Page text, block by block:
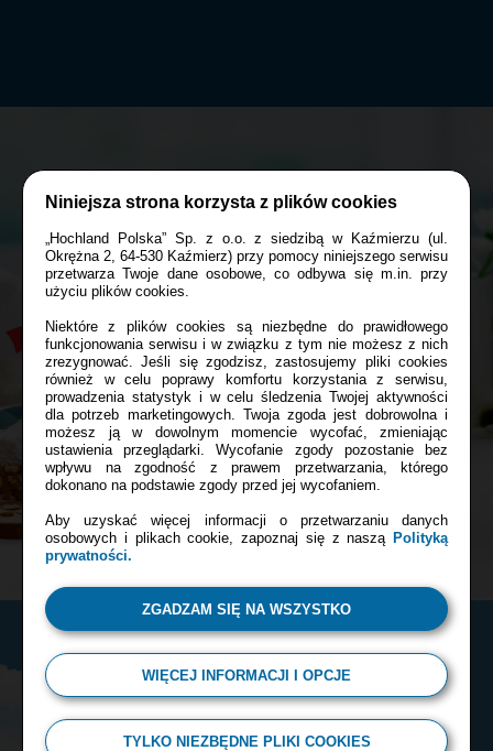
Niniejsza strona korzysta z plików cookies
„Hochland Polska” Sp. z o.o. z siedzibą w Kaźmierzu (ul.
Okrężna 2, 64-530 Kaźmierz) przy pomocy niniejszego serwisu
przetwarza Twoje dane osobowe, co odbywa się m.in. przy
użyciu plików cookies.
Niektóre z plików cookies są niezbędne do prawidłowego
funkcjonowania serwisu i w związku z tym nie możesz z nich
zrezygnować. Jeśli się zgodzisz, zastosujemy pliki cookies
również w celu poprawy komfortu korzystania z serwisu,
prowadzenia statystyk i w celu śledzenia Twojej aktywności
dla potrzeb marketingowych. Twoja zgoda jest dobrowolna i
możesz ją w dowolnym momencie wycofać, zmieniając
ustawienia przeglądarki. Wycofanie zgody pozostanie bez
wpływu na zgodność z prawem przetwarzania, którego
dokonano na podstawie zgody przed jej wycofaniem.
Aby uzyskać więcej informacji o przetwarzaniu danych
osobowych i plikach cookie, zapoznaj się z naszą Polityką
prywatności.
ZGADZAM SIĘ NA WSZYSTKO
WIĘCEJ INFORMACJI I OPCJE
TYLKO NIEZBĘDNE PLIKI COOKIES